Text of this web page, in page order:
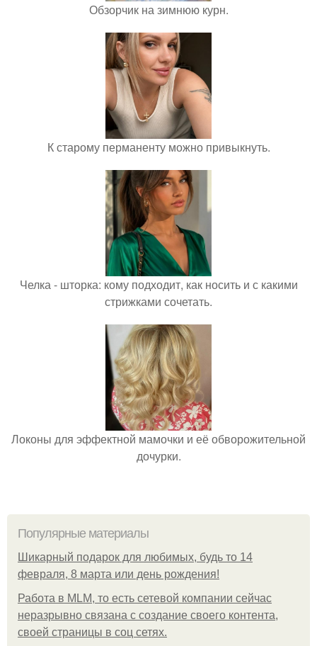
Обзорчик на зимнюю курн.
К старому перманенту можно привыкнуть.
Челка - шторка: кому подходит, как носить и с какими
стрижками сочетать.
Локоны для эффектной мамочки и её обворожительной
дочурки.
Популярные материалы
Шикарный подарок для любимых, будь то 14
февраля, 8 марта или день рождения!
Работа в MLM, то есть сетевой компании сейчас
неразрывно связана с создание своего контента,
своей страницы в соц сетях.